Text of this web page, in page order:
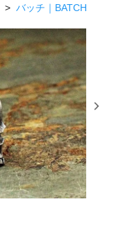
> バッチ｜BATCH